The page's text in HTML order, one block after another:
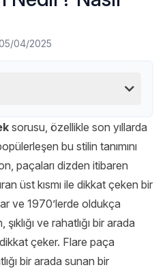
04/2025
sorusu, özellikle son yıllarda
bu stilin tanımını
paçaları dizden itibaren
üst kısmı ile dikkat çeken bir
ve 1970’lerde oldukça
ve rahatlığı bir arada
çeker. Flare paça
bir arada sunan bir